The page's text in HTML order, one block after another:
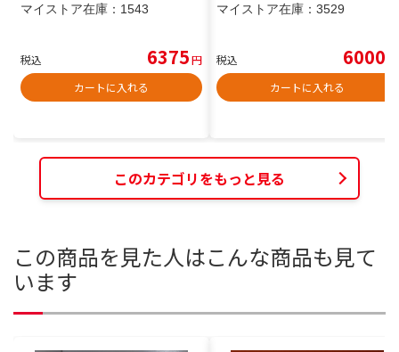
マイストア在庫： 1543
税込 6375円
カートに入れる
マイストア在庫： 3529
税込 6000
カートに入れる
このカテゴリをもっと見る
この商品を見た人はこんな商品も見て
います